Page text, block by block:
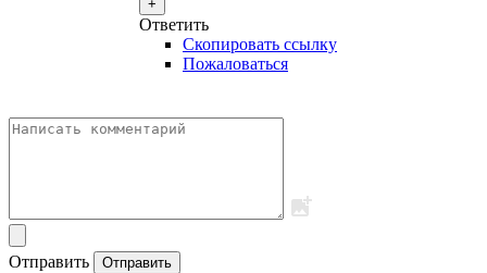
+
Ответить
Скопировать ссылку
Пожаловаться
Отправить Отправить